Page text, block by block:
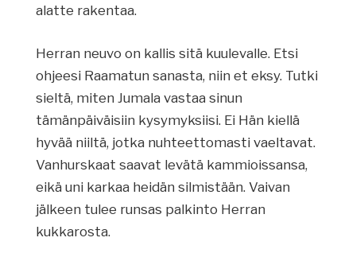
alatte rakentaa.
Herran neuvo on kallis sitä kuulevalle. Etsi
ohjeesi Raamatun sanasta, niin et eksy. Tutki
sieltä, miten Jumala vastaa sinun
tämänpäiväisiin kysymyksiisi. Ei Hän kiellä
hyvää niiltä, jotka nuhteettomasti vaeltavat.
Vanhurskaat saavat levätä kammioissansa,
eikä uni karkaa heidän silmistään. Vaivan
jälkeen tulee runsas palkinto Herran
kukkarosta.